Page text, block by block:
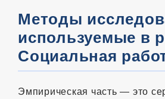
Методы
используемые в
Социальная
Эмпирическая часть — это